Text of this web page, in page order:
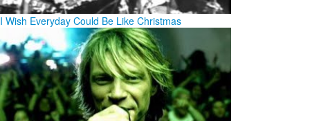
I Wish Everyday Could Be Like Christmas